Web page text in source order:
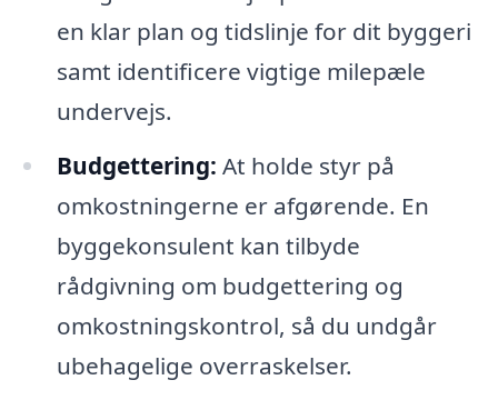
en klar plan og tidslinje for dit byggeri
samt identificere vigtige milepæle
undervejs.
Budgettering: At holde styr på
omkostningerne er afgørende. En
byggekonsulent kan tilbyde
rådgivning om budgettering og
omkostningskontrol, så du undgår
ubehagelige overraskelser.